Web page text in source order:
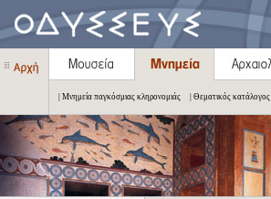
| Μνημεία παγκόσμιας κληρονομιάς | Θεματικός κατάλογος